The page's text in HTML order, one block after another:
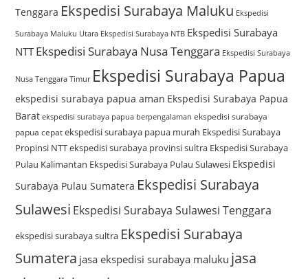
Tenggara Ekspedisi Surabaya Maluku Ekspedisi
Surabaya Maluku Utara Ekspedisi Surabaya NTB Ekspedisi Surabaya
NTTEkspedisi Surabaya Nusa Tenggara Ekspedisi Surabaya
Nusa Tenggara Timur Ekspedisi Surabaya Papua
ekspedisi surabaya papua aman Ekspedisi Surabaya Papua
Barat ekspedisi surabaya papua berpengalaman ekspedisi surabaya
papua cepat ekspedisi surabaya papua murah Ekspedisi Surabaya
Propinsi NTTekspedisi surabaya provinsi sultra Ekspedisi Surabaya
Pulau Kalimantan Ekspedisi Surabaya Pulau Sulawesi Ekspedisi
Surabaya Pulau Sumatera Ekspedisi Surabaya
Sulawesi Ekspedisi Surabaya Sulawesi Tenggara
ekspedisi surabaya sultra Ekspedisi Surabaya
Sumatera jasa ekspedisi surabaya maluku jasa